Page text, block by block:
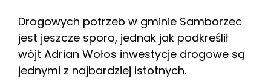
Drogowych potrzeb w gminie Samborzec
jest jeszcze sporo, jednak jak podkreślił
wójt Adrian Wołos inwestycje drogowe są
jednymi z najbardziej istotnych.